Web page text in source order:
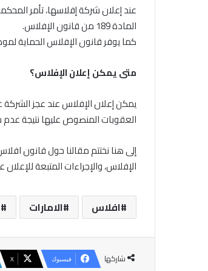
عند إعلان شركة إفلاسها، تأمر
المادة 189 من قانون الإفلاس.
كما يوفر قانون الإفلاس الحماية
متى يمكن إعلان الإفلاس؟
يمكن إعلان الإفلاس عند عجز
العقوبات المنصوص عليها نتيجة
إلى هنا نختتم مقالنا حول قانون
الإفلاس، والإجراءات المتبعة
افلاس الامارات
شاركها فيسبوك ‫X